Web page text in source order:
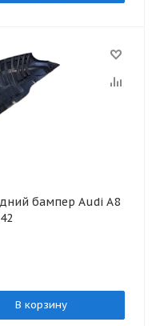
бампер Audi A8
В корзину